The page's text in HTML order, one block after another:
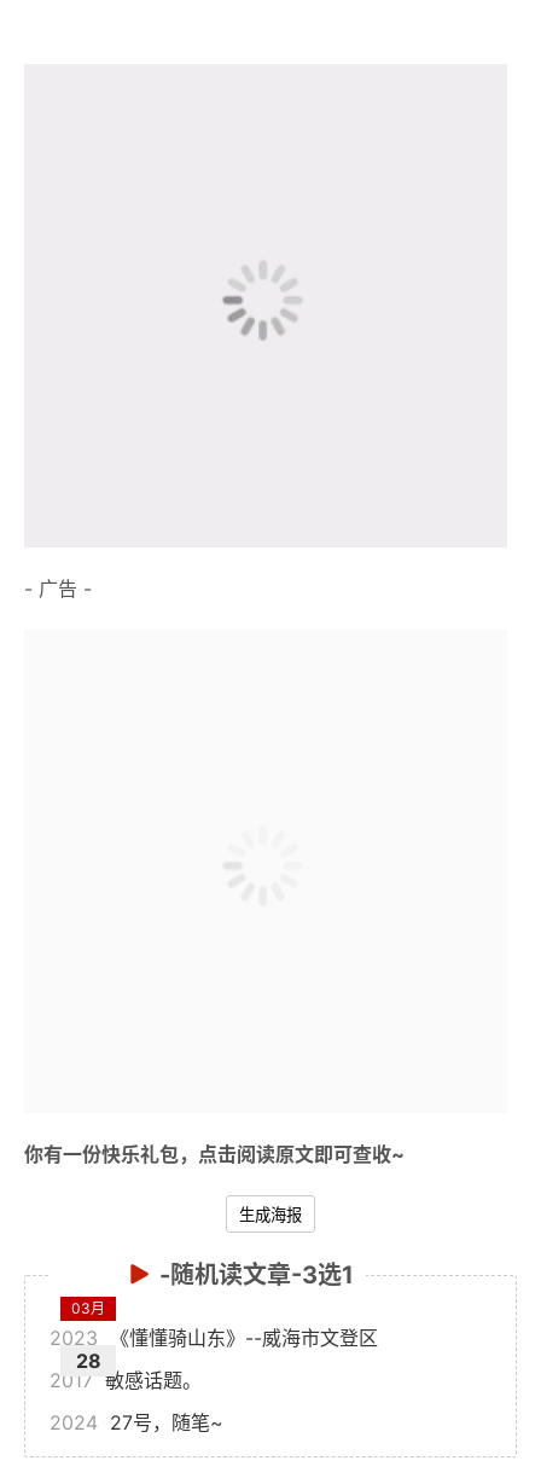
- 广告 -
你有一份快乐礼包，点击阅读原文即可查收~
生成海报
-随机读文章-3选1
03月
28
2023
《懂懂骑山东》--威海市文登区
2017 敏感话题。
2024 27号，随笔~